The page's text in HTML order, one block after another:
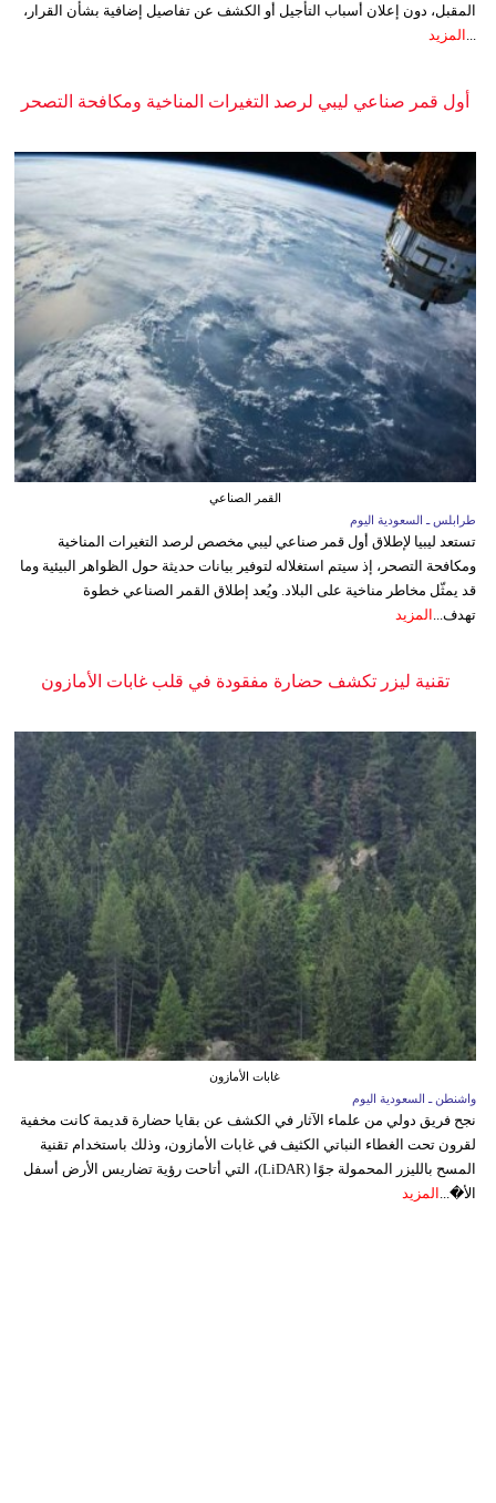
المقبل، دون إعلان أسباب التأجيل أو الكشف عن تفاصيل إضافية بشأن القرار،
المزيد
أول قمر صناعي ليبي لرصد التغيرات المناخية ومكافحة التصحر
القمر الصناعي
طرابلس ـ السعودية اليوم
تستعد ليبيا لإطلاق أول قمر صناعي ليبي مخصص لرصد التغيرات المناخية
ومكافحة التصحر، إذ سيتم استغلاله لتوفير بيانات حديثة حول الظواهر البيئية وما
قد يمثّل مخاطر مناخية على البلاد. ويُعد إطلاق القمر الصناعي خطوة
تهدف... المزيد
تقنية ليزر تكشف حضارة مفقودة في قلب غابات الأمازون
غابات الأمازون
واشنطن ـ السعودية اليوم
نجح فريق دولي من علماء الآثار في الكشف عن بقايا حضارة قديمة كانت مخفية
لقرون تحت الغطاء النباتي الكثيف في غابات الأمازون، وذلك باستخدام تقنية
المسح بالليزر المحمولة جوًا (LiDAR)، التي أتاحت رؤية تضاريس الأرض أسفل
الأ�... المزيد